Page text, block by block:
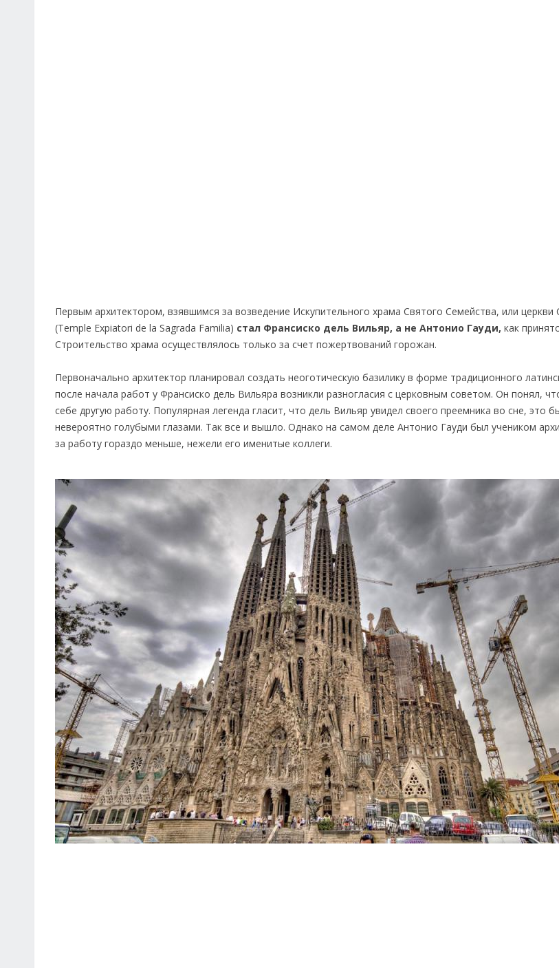
Первым архитектором, взявшимся за возведение Искупительного храма Святого Семейства, или церкви
(Temple Expiatori de la Sagrada Familia) стал Франсиско дель Вильяр, а не Антонио Гауди, как
Строительство храма осуществлялось только за счет пожертвований горожан.
Первоначально архитектор планировал создать неоготическую базилику в форме традиционного
после начала работ у Франсиско дель Вильяра возникли разногласия с церковным советом. Он понял,
себе другую работу. Популярная легенда гласит, что дель Вильяр увидел своего преемника во сне, это
невероятно голубыми глазами. Так все и вышло. Однако на самом деле Антонио Гауди был учеником
за работу гораздо меньше, нежели его именитые коллеги.